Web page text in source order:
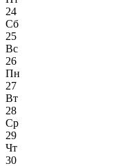
24
Сб
25
Вс
26
Пн
27
Вт
28
Ср
29
Чт
30